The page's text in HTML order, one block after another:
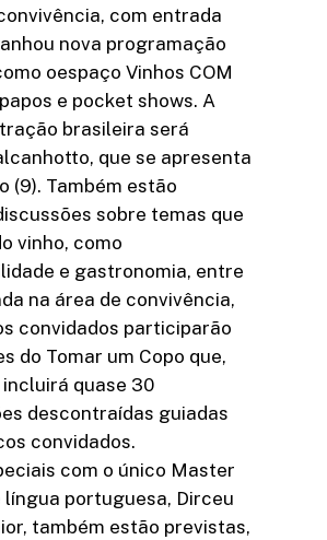
com entrada
nova programação
oespaço Vinhos COM
e pocket shows. A
brasileira será
que se apresenta
(9). Também estão
sobre temas que
vinho, como
e gastronomia, entre
na área de convivência,
convidados participarão
do Tomar um Copo que,
quase 30
descontraídas guiadas
convidados.
com o único Master
língua portuguesa, Dirceu
também estão previstas,